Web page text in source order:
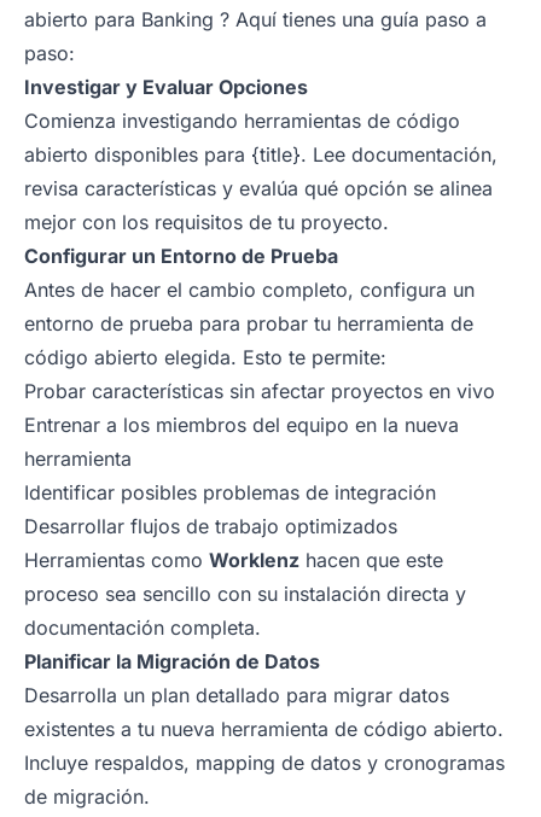
abierto para Banking ? Aquí tienes una guía paso a
paso:
Investigar y Evaluar Opciones
Comienza investigando herramientas de código
abierto disponibles para {title}. Lee documentación,
revisa características y evalúa qué opción se alinea
mejor con los requisitos de tu proyecto.
Configurar un Entorno de Prueba
Antes de hacer el cambio completo, configura un
entorno de prueba para probar tu herramienta de
código abierto elegida. Esto te permite:
Probar características sin afectar proyectos en vivo
Entrenar a los miembros del equipo en la nueva
herramienta
Identificar posibles problemas de integración
Desarrollar flujos de trabajo optimizados
Herramientas como Worklenz hacen que este
proceso sea sencillo con su instalación directa y
documentación completa.
Planificar la Migración de Datos
Desarrolla un plan detallado para migrar datos
existentes a tu nueva herramienta de código abierto.
Incluye respaldos, mapping de datos y cronogramas
de migración.